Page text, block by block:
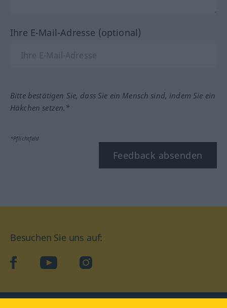
Ihre E-Mail-Adresse (optional)
Bitte bestätigen Sie, dass Sie ein Mensch sind, indem Sie ein
Häkchen setzen.*
*Pflichtfeld
Feedback absenden
Besuchen Sie uns auf:
facebookYouTube Instagram